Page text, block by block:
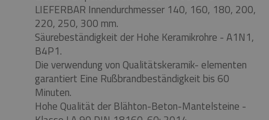
LIEFERBAR Innendurchmesser 140, 160, 180, 200,
220, 250, 300 mm.
Säurebeständigkeit der Hohe Keramikrohre - A1N1,
B4P1.
Die verwendung von Qualitätskeramik- elementen
garantiert Eine Rußbrandbeständigkeit bis 60
Minuten.
Hohe Qualität der Blähton-Beton-Mantelsteine ​​-